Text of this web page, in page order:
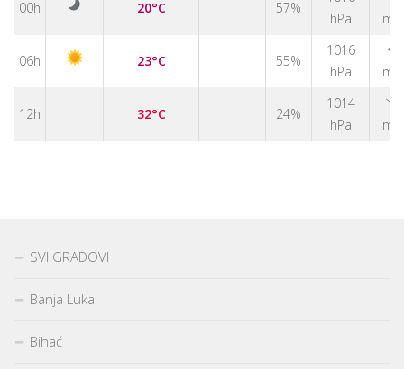
00h 20°C 57%
hPa
m/s
06h 23°C 55%
1016
hPa
↑
m/s
12h 32°C 24%
1014
hPa
↑
m/s
SVI GRADOVI
Banja Luka
Bihać